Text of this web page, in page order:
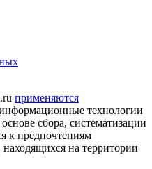
применяются
технологии
сбора, систематизации
к предпочтениям
находящихся на территории